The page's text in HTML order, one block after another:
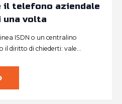
telefono aziendale
una volta
ISDN o un centralino
diritto di chiederti: vale…